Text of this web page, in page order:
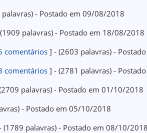
- Postado em 09/08/2018
palavras) - Postado em 18/08/2018
comentários] - (2603 palavras) -
comentários ] - (2781 palavras) -
palavras) - Postado em 01/10/2018
- Postado em 05/10/2018
(1789 palavras) - Postado em 08/10/2018